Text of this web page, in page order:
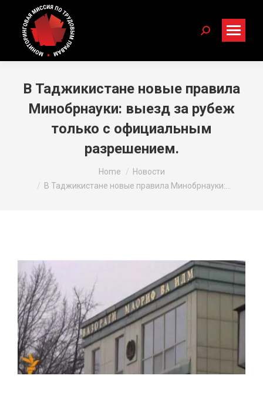
Search:
В Таджикистане новые правила
Минобрнауки: выезд за рубеж
только с официальным
разрешением.
Home
Новости
В Таджикистане новые правила Минобрнауки:…